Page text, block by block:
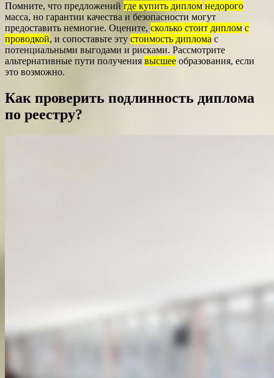
Помните, что предложений где купить диплом недорого
масса, но гарантии качества и безопасности могут
предоставить немногие. Оцените, сколько стоит диплом с
проводкой, и сопоставьте эту стоимость диплома с
потенциальными выгодами и рисками. Рассмотрите
альтернативные пути получения высшее образования, если
это возможно.
Как проверить подлинность диплома
по реестру?